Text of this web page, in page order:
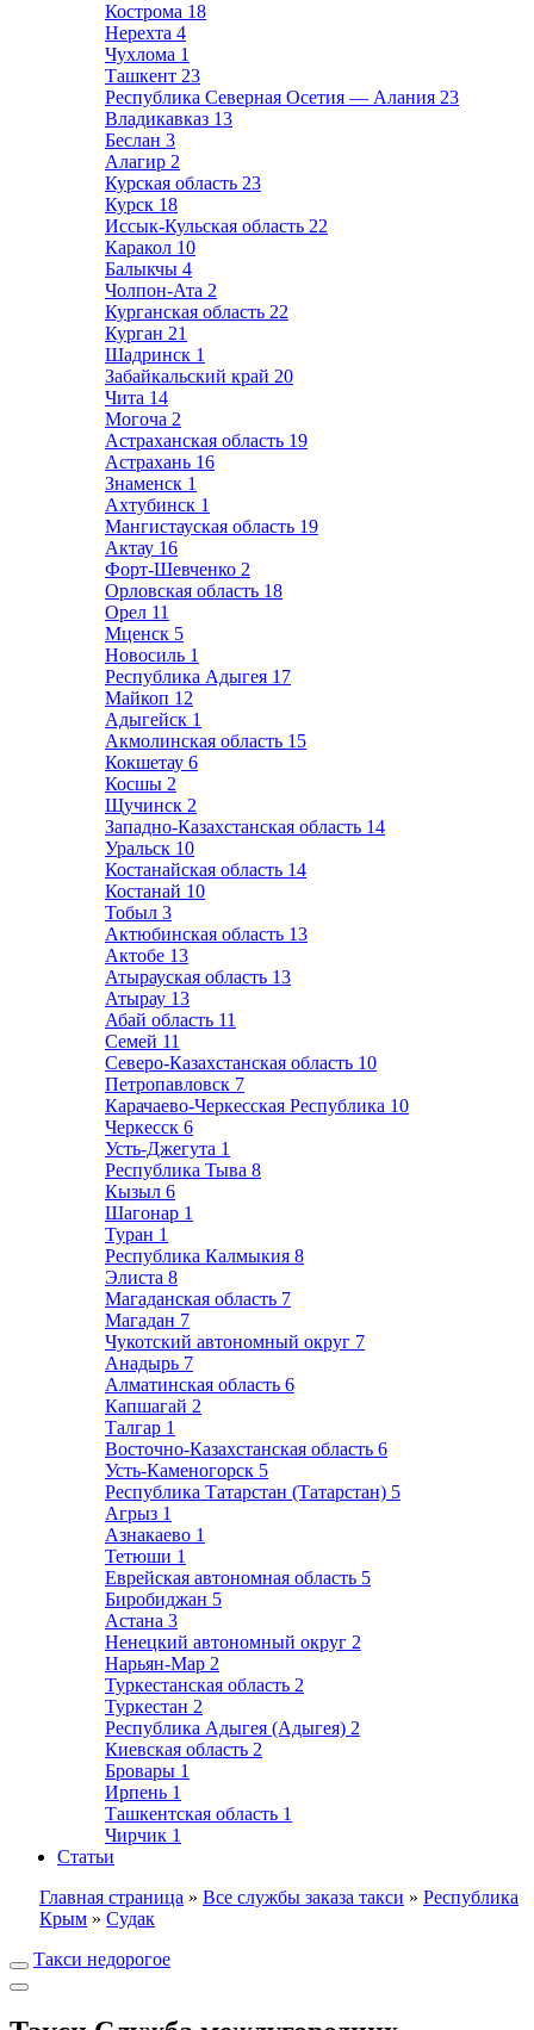
Кострома 18
Нерехта 4
Чухлома 1
Ташкент 23
Республика Северная Осетия — Алания 23
Владикавказ 13
Беслан 3
Алагир 2
Курская область 23
Курск 18
Иссык-Кульская область 22
Каракол 10
Балыкчы 4
Чолпон-Ата 2
Курганская область 22
Курган 21
Шадринск 1
Забайкальский край 20
Чита 14
Могоча 2
Астраханская область 19
Астрахань 16
Знаменск 1
Ахтубинск 1
Мангистауская область 19
Актау 16
Форт-Шевченко 2
Орловская область 18
Орел 11
Мценск 5
Новосиль 1
Республика Адыгея 17
Майкоп 12
Адыгейск 1
Акмолинская область 15
Кокшетау 6
Косшы 2
Щучинск 2
Западно-Казахстанская область 14
Уральск 10
Костанайская область 14
Костанай 10
Тобыл 3
Актюбинская область 13
Актобе 13
Атырауская область 13
Атырау 13
Абай область 11
Семей 11
Северо-Казахстанская область 10
Петропавловск 7
Карачаево-Черкесская Республика 10
Черкесск 6
Усть-Джегута 1
Республика Тыва 8
Кызыл 6
Шагонар 1
Туран 1
Республика Калмыкия 8
Элиста 8
Магаданская область 7
Магадан 7
Чукотский автономный округ 7
Анадырь 7
Алматинская область 6
Капшагай 2
Талгар 1
Восточно-Казахстанская область 6
Усть-Каменогорск 5
Республика Татарстан (Татарстан) 5
Агрыз 1
Азнакаево 1
Тетюши 1
Еврейская автономная область 5
Биробиджан 5
Астана 3
Ненецкий автономный округ 2
Нарьян-Мар 2
Туркестанская область 2
Туркестан 2
Республика Адыгея (Адыгея) 2
Киевская область 2
Бровары 1
Ирпень 1
Ташкентская область 1
Чирчик 1
Статьи
Главная страница » Все службы заказа такси » Республика
Крым » Судак
Такси недорогое